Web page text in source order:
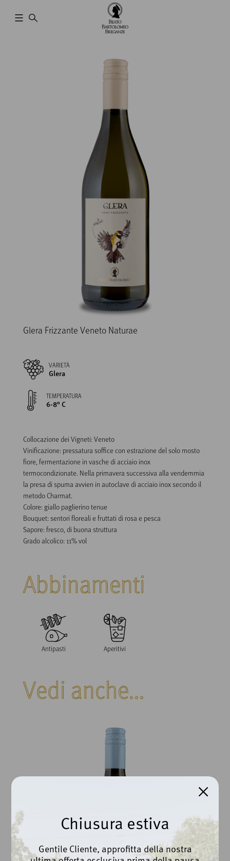
Bartolomeo
Glera Frizzante Veneto Naturae
VARIETÀ
Glera
TEMPERATURA
6-8° C
Collocazione dei Vigneti: Veneto
Vinificazione: pressatura soffice con estrazione del solo mosto
fiore, fermentazione in vasche di acciaio inox
termocondizionate. Nella primavera successiva alla vendemmia
la presa di spuma avvien in autoclave di acciaio inox secondo il
metodo Charmat.
Colore: giallo paglierino tenue
Bouquet: sentori floreali e fruttati di rosa e pesca
Sapore: fresco, di buona struttura
Grado alcolico: 11% vol
Abbinamenti
Antipasti Aperitivi
Vedi anche...
Chiusura estiva
Gentile Cliente, approfitta della nostra